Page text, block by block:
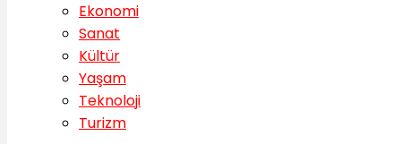
Ekonomi
Sanat
Kültür
Yaşam
Teknoloji
Turizm